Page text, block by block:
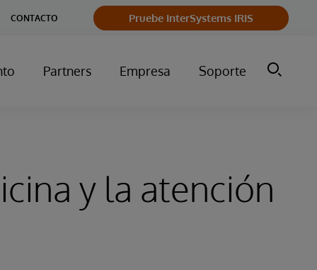
CONTACTO Pruebe InterSystems IRIS
Partners Empresa Soporte
y la atención